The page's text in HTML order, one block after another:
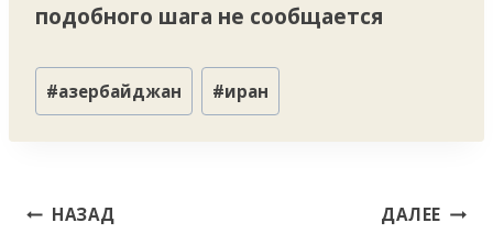
подобного шага не сообщается
Метки
записи:
#азербайджан #иран
Навигация
НАЗАД ДАЛЕЕ